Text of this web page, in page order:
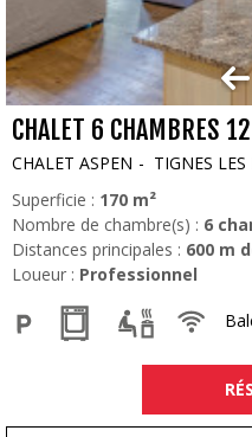
CHALET 6 CHAMBRES
CHALET ASPEN
TIGNES LES
Superficie : 170 m²
Nombre de chambre(s) : 6
Distances principales : 600 m
Loueur : Professionnel